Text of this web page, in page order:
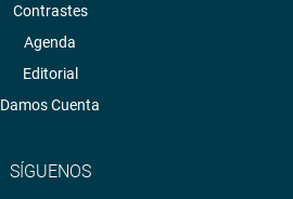
Contrastes
Agenda
Editorial
Damos Cuenta
SÍGUENOS